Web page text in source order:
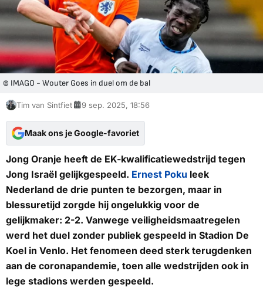
© IMAGO - Wouter Goes in duel om de bal
Tim van Sintfiet 9 sep. 2025, 18:56
Maak ons je Google-favoriet
Jong Oranje heeft de EK-kwalificatiewedstrijd tegen
Jong Israël gelijkgespeeld. Ernest Poku leek
Nederland de drie punten te bezorgen, maar in
blessuretijd zorgde hij ongelukkig voor de
gelijkmaker: 2-2. Vanwege veiligheidsmaatregelen
werd het duel zonder publiek gespeeld in Stadion De
Koel in Venlo. Het fenomeen deed sterk terugdenken
aan de coronapandemie, toen alle wedstrijden ook in
lege stadions werden gespeeld.